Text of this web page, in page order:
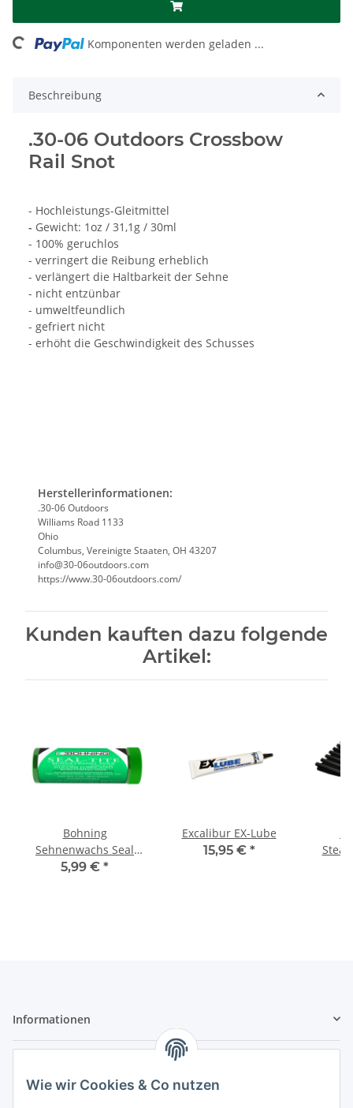
Wie wir Cookies & Co nutzen
Komponenten werden geladen ...
Beschreibung
.30-06 Outdoors Crossbow
Rail Snot
- Hochleistungs-Gleitmittel
- Gewicht: 1oz / 31,1g / 30ml
- 100% geruchlos
- verringert die Reibung erheblich
- verlängert die Haltbarkeit der Sehne
- nicht entzünbar
- umweltfeundlich
- gefriert nicht
- erhöht die Geschwindigkeit des Schusses
Herstellerinformationen:
.30-06 Outdoors
Williams Road 1133
Ohio
Columbus, Vereinigte Staaten, OH 43207
info@30-06outdoors.com
https://www.30-06outdoors.com/
Kunden kauften dazu folgende
Artikel:
Bohning
Sehnenwachs Seal
Tite
5,99 € *
Excalibur EX-Lube
15,95 € *
Informationen